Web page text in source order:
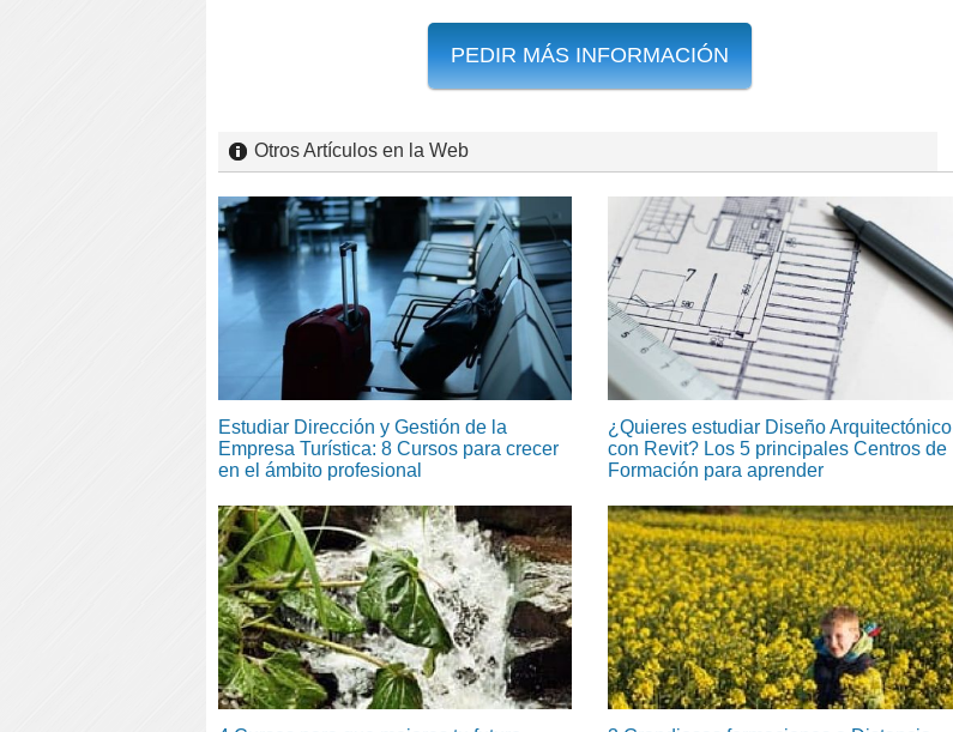
PEDIR MÁS INFORMACIÓN
Otros Artículos en la Web
Estudiar Dirección y Gestión de la
Empresa Turística: 8 Cursos para crecer
en el ámbito profesional
¿Quieres estudiar Diseño Arquitectónico
con Revit? Los 5 principales Centros de
Formación para aprender